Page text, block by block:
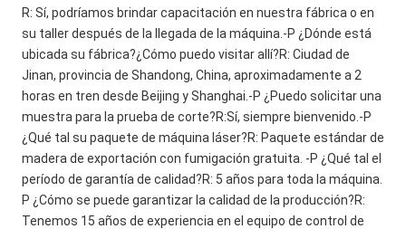
R: Sí, podríamos brindar capacitación en nuestra fábrica o en
su taller después de la llegada de la máquina.-P ¿Dónde está
ubicada su fábrica?¿Cómo puedo visitar allí?R: Ciudad de
Jinan, provincia de Shandong, China, aproximadamente a 2
horas en tren desde Beijing y Shanghai.-P ¿Puedo solicitar una
muestra para la prueba de corte?R:Sí, siempre bienvenido.-P
¿Qué tal su paquete de máquina láser?R: Paquete estándar de
madera de exportación con fumigación gratuita. -P ¿Qué tal el
período de garantía de calidad?R: 5 años para toda la máquina.
P ¿Cómo se puede garantizar la calidad de la producción?R:
Tenemos 15 años de experiencia en el equipo de control de